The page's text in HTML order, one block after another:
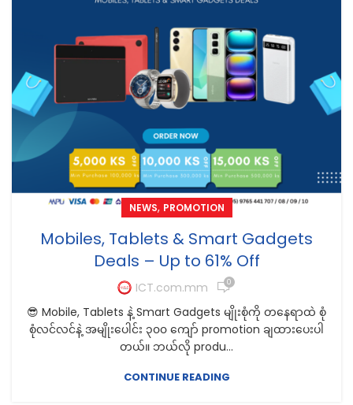
NEWS, PROMOTION
Mobiles, Tablets & Smart Gadgets
Deals – Up to 61% Off
ICT.com.mm 0
😎 Mobile, Tablets နဲ့ Smart Gadgets မျိုးစုံကို တနေရာထဲ စုံ
စုံလင်လင်နဲ့ အမျိုးပေါင်း ၃၀၀ ကျော် promotion ချထားပေးပါ
တယ်။ ဘယ်လို produ...
CONTINUE READING